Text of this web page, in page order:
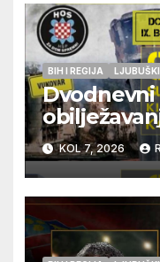
BIH I REGIJA LJUBUŠKI
pogibije
Kraljevića i
pripadnika
KOL 7, 2026